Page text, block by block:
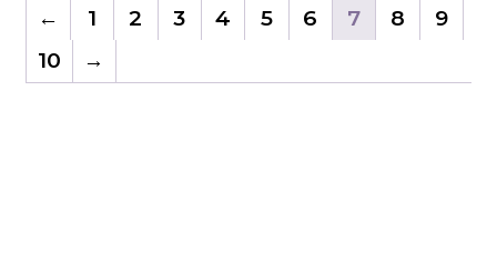
← 1 2 3 4 5 6 7 8
9
10
→